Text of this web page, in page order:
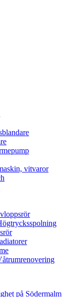
vitvaror
på Södermalm